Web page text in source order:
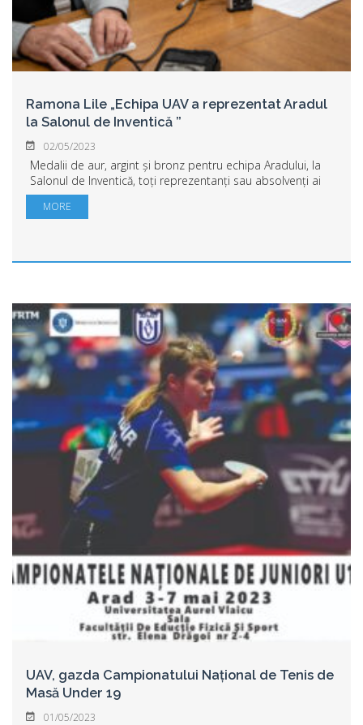
Ramona Lile „Echipa UAV a reprezentat Aradul
la Salonul de Inventică ”
02/05/2023
Medalii de aur, argint și bronz pentru echipa Aradului, la
Salonul de Inventică, toți reprezentanți sau absolvenți ai
Universității „Aurel Vlaicu” din Arad. „Prezența UAV la
Salonul de Inventică est...
MORE
UAV, gazda Campionatului Național de Tenis de
Masă Under 19
01/05/2023